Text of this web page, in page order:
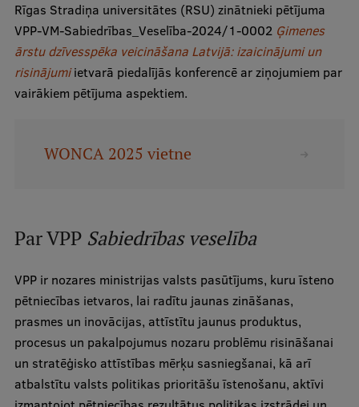
Ētikas un līdztiesības mācības
Atvērtā universitāte
Profesionālās pilnveides kursi
Kvalifikācijas atbilstības pārbaude
Pētniecība
Zinātniskie institūti un laboratorijas
Rīgas Stradiņa universitātes (RSU) zinātnieki pētījuma
VPP-VM-Sabiedrības_Veselība-2024/1-0002 Ģimenes
ārstu dzīvesspēka veicināšana Latvijā: izaicinājumi un
risinājumiietvarā piedalījās konferencē ar ziņojumiem par
vairākiem pētījuma aspektiem.
WONCA 2025 vietne
Par VPP Sabiedrības veselība
VPP ir nozares ministrijas valsts pasūtījums, kuru īsteno
pētniecības ietvaros, lai radītu jaunas zināšanas,
prasmes un inovācijas, attīstītu jaunus produktus,
procesus un pakalpojumus nozaru problēmu risināšanai
un stratēģisko attīstības mērķu sasniegšanai, kā arī
atbalstītu valsts politikas prioritāšu īstenošanu, aktīvi